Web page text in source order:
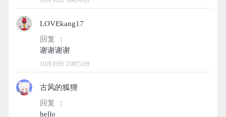
LOVEkang17
回复 ：
10月10日 21时53分
古风的狐狸
回复 ：